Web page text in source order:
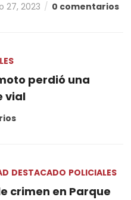
27, 2023 0 comentarios
perdió una
vial
DESTACADO POLICIALES
crimen en Parque